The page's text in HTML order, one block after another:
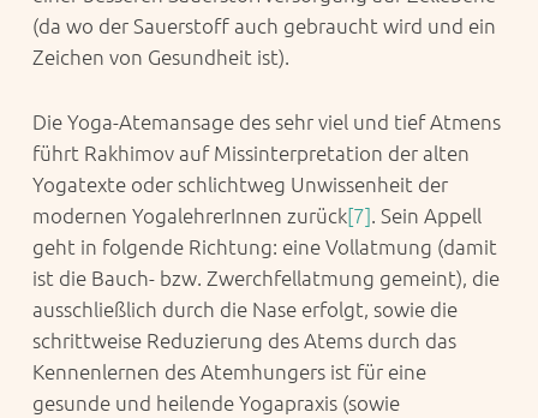
(da wo der Sauerstoff auch gebraucht wird und ein
Zeichen von Gesundheit ist).
Die Yoga-Atemansage des sehr viel und tief Atmens
führt Rakhimov auf Missinterpretation der alten
Yogatexte oder schlichtweg Unwissenheit der
modernen YogalehrerInnen zurück[7]. Sein Appell
geht in folgende Richtung: eine Vollatmung (damit
ist die Bauch- bzw. Zwerchfellatmung gemeint), die
ausschließlich durch die Nase erfolgt, sowie die
schrittweise Reduzierung des Atems durch das
Kennenlernen des Atemhungers ist für eine
gesunde und heilende Yogapraxis (sowie